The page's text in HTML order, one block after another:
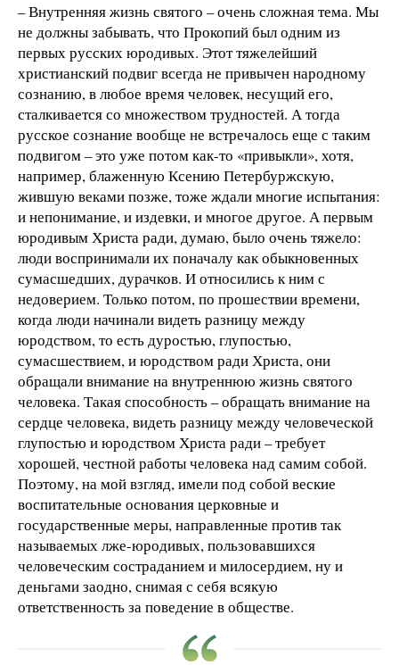
– Внутренняя жизнь святого – очень сложная тема. Мы
не должны забывать, что Прокопий был одним из
первых русских юродивых. Этот тяжелейший
христианский подвиг всегда не привычен народному
сознанию, в любое время человек, несущий его,
сталкивается со множеством трудностей. А тогда
русское сознание вообще не встречалось еще с таким
подвигом – это уже потом как-то «привыкли», хотя,
например, блаженную Ксению Петербуржскую,
жившую веками позже, тоже ждали многие испытания:
и непонимание, и издевки, и многое другое. А первым
юродивым Христа ради, думаю, было очень тяжело:
люди воспринимали их поначалу как обыкновенных
сумасшедших, дурачков. И относились к ним с
недоверием. Только потом, по прошествии времени,
когда люди начинали видеть разницу между
юродством, то есть дуростью, глупостью,
сумасшествием, и юродством ради Христа, они
обращали внимание на внутреннюю жизнь святого
человека. Такая способность – обращать внимание на
сердце человека, видеть разницу между человеческой
глупостью и юродством Христа ради – требует
хорошей, честной работы человека над самим собой.
Поэтому, на мой взгляд, имели под собой веские
воспитательные основания церковные и
государственные меры, направленные против так
называемых лже-юродивых, пользовавшихся
человеческим состраданием и милосердием, ну и
деньгами заодно, снимая с себя всякую
ответственность за поведение в обществе.